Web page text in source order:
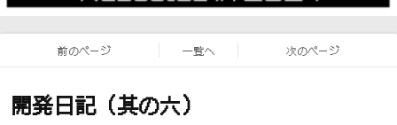
前のページ 一覧へ 次のページ
開発日記（其の六）